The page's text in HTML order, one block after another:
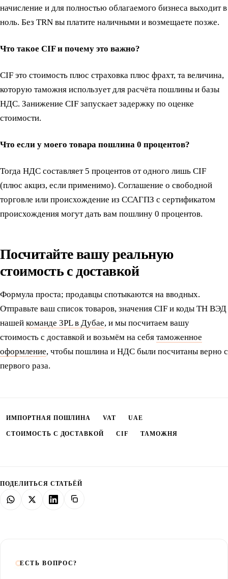
начисление и для полностью облагаемого бизнеса выходит в
ноль. Без TRN вы платите наличными и возмещаете позже.
Что такое CIF и почему это важно?
CIF это стоимость плюс страховка плюс фрахт, та величина,
которую таможня использует для расчёта пошлины и базы
НДС. Занижение CIF запускает задержку по оценке
стоимости.
Что если у моего товара пошлина 0 процентов?
Тогда НДС составляет 5 процентов от одного лишь CIF
(плюс акциз, если применимо). Соглашение о свободной
торговле или происхождение из ССАГПЗ с сертификатом
происхождения могут дать вам пошлину 0 процентов.
Посчитайте вашу реальную
стоимость с доставкой
Формула проста; продавцы спотыкаются на вводных.
Отправьте ваш список товаров, значения CIF и коды ТН ВЭД
нашей команде 3PL в Дубае, и мы посчитаем вашу
стоимость с доставкой и возьмём на себя таможенное
оформление, чтобы пошлина и НДС были посчитаны верно с
первого раза.
ИМПОРТНАЯ ПОШЛИНА VAT UAE
СТОИМОСТЬ С ДОСТАВКОЙ CIF ТАМОЖНЯ
ПОДЕЛИТЬСЯ СТАТЬЁЙ
ЕСТЬ ВОПРОС?